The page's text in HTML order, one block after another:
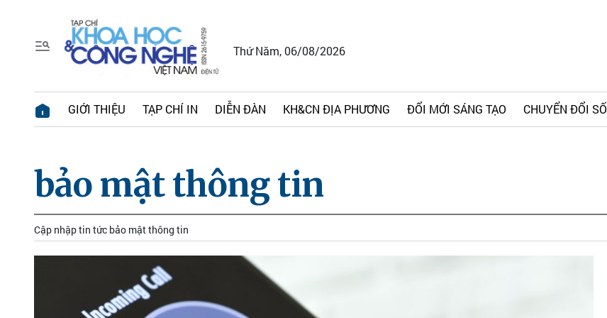
Thứ Năm, 06/08/2026
GIỚI THIỆU TẠP CHÍ IN DIỄN ĐÀN KH&CN ĐỊA PHƯƠNG ĐỔI MỚI SÁNG TẠO CHUYỂN ĐỔI SỐ
bảo mật thông tin
Cập nhập tin tức bảo mật thông tin